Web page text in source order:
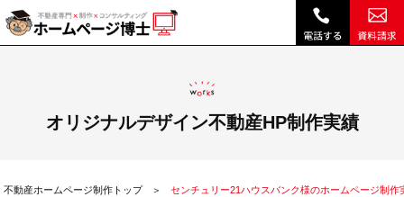
オリジナルデザイン不動産HP制作実績
不動産ホームページ制作トップ センチュリー21ハウスバンク様のホームページ制作